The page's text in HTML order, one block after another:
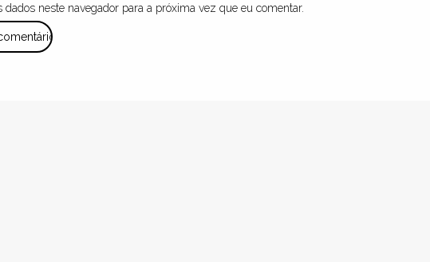
dados neste navegador para a próxima vez que eu comentar.